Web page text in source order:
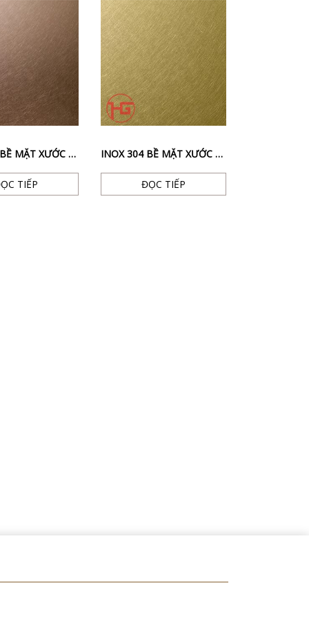
INOX 304 BỀ MẶT XƯỚC RỐI + MẠ TITAN NÂU
TIẾP
INOX 304 BỀ MẶT XƯỚC RỐI + MẠ TITAN VÀNG
ĐỌC TIẾP